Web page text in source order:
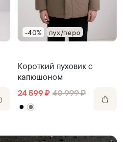
-40% пух/перо
Короткий пуховик с
капюшоном
24 599 ₽ 40 999 ₽